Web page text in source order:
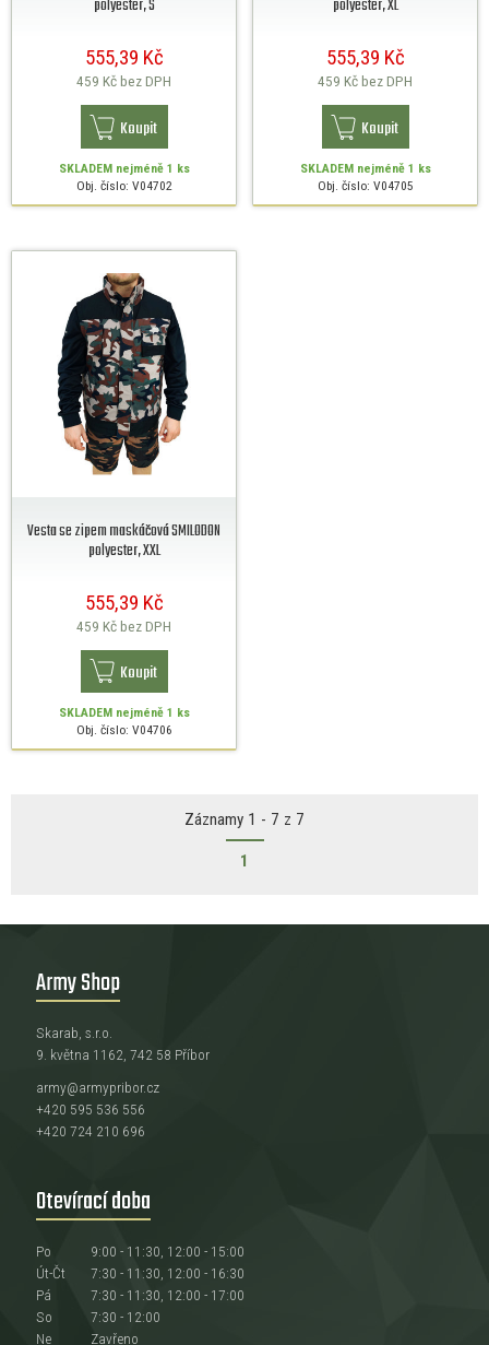
polyester, S
555,39 Kč
459 Kčbez DPH
Koupit
SKLADEMnejméně 1 ks
Obj. číslo: V04702
polyester, XL
555,39 Kč
459 Kčbez DPH
Koupit
SKLADEMnejméně 1 ks
Obj. číslo: V04705
Vesta se zipem maskáčová SMILODON
polyester, XXL
555,39 Kč
459 Kčbez DPH
Koupit
SKLADEMnejméně 1 ks
Obj. číslo: V04706
Záznamy 1 - 7 z 7
1
Army Shop
Skarab, s.r.o.
9. května 1162, 742 58 Příbor
army@armypribor.cz
+420 595 536 556
+420 724 210 696
Otevírací doba
Po
9:00 - 11:30, 12:00 - 15:00
Út-Čt
7:30 - 11:30, 12:00 - 16:30
Pá
7:30 - 11:30, 12:00 - 17:00
So
7:30 - 12:00
Ne
Zavřeno